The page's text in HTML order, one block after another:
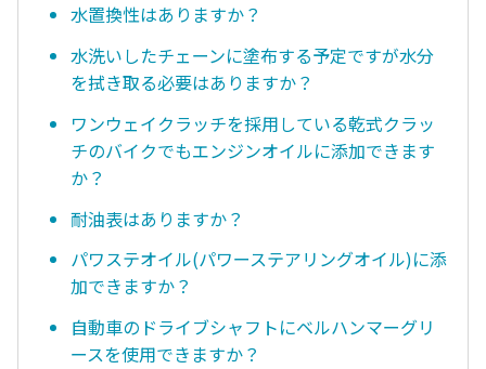
水置換性はありますか？
水洗いしたチェーンに塗布する予定ですが水分
を拭き取る必要はありますか？
ワンウェイクラッチを採用している乾式クラッ
チのバイクでもエンジンオイルに添加できます
か？
耐油表はありますか？
パワステオイル(パワーステアリングオイル)に添
加できますか？
自動車のドライブシャフトにベルハンマーグリ
ースを使用できますか？